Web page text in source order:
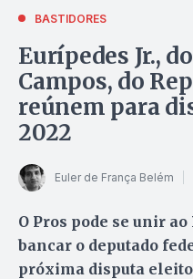
BASTIDORES
Eurípedes Jr.,
Campos, do
reúnem para
2022
Euler de França Belém
O Pros pode se unir
bancar o deputado
próxima disputa